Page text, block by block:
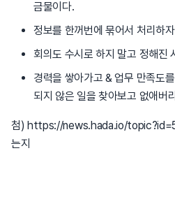
금물이다.
정보를 한꺼번에 묶어서 처리하
회의도 수시로 하지 말고 정해진
경력을 쌓아가고 & 업무 만족도
되지 않은 일을 찾아보고 없애버
첨) https://news.hada.io/
는지